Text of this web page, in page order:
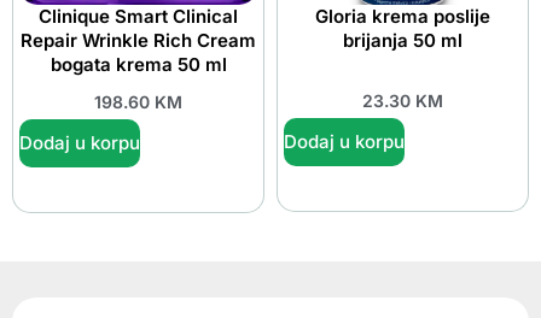
Clinique Smart Clinical
Repair Wrinkle Rich Cream
bogata krema 50 ml
198.60 KM
Dodaj u korpu
Gloria krema poslije
brijanja 50 ml
23.30 KM
Dodaj u korpu